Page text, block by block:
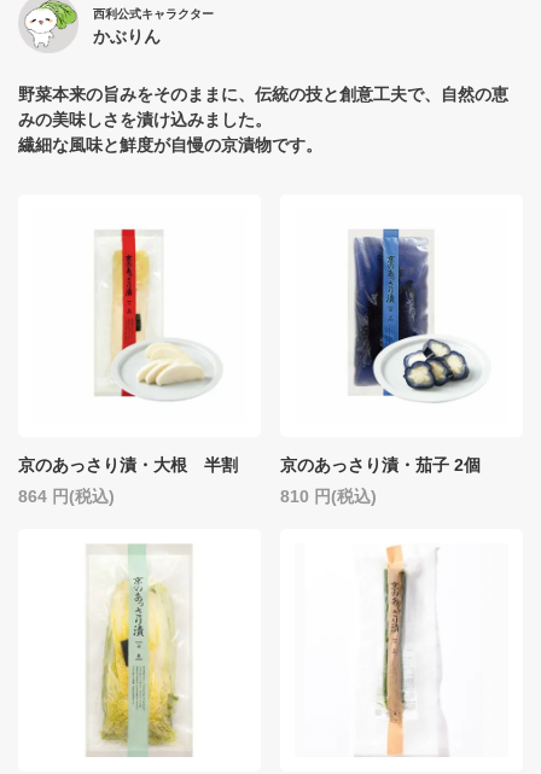
西利公式キャラクター
かぶりん
野菜本来の旨みをそのままに、伝統の技と創意工夫で、自然の恵
みの美味しさを漬け込みました。
繊細な風味と鮮度が自慢の京漬物です。
京のあっさり漬・大根 半割
864
(税込)
京のあっさり漬・茄子 2個
810
(税込)